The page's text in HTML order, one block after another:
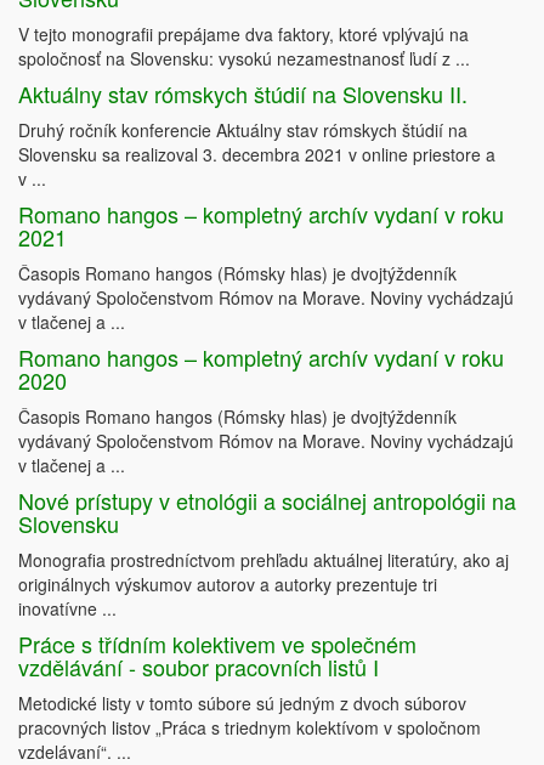
V tejto monografii prepájame dva faktory, ktoré vplývajú na
spoločnosť na Slovensku: vysokú nezamestnanosť ľudí z ...
Aktuálny stav rómskych štúdií na Slovensku II.
Druhý ročník konferencie Aktuálny stav rómskych štúdií na
Slovensku sa realizoval 3. decembra 2021 v online priestore a
v ...
Romano hangos – kompletný archív vydaní v roku
2021
Časopis Romano hangos (Rómsky hlas) je dvojtýždenník
vydávaný Spoločenstvom Rómov na Morave. Noviny vychádzajú
v tlačenej a ...
Romano hangos – kompletný archív vydaní v roku
2020
Časopis Romano hangos (Rómsky hlas) je dvojtýždenník
vydávaný Spoločenstvom Rómov na Morave. Noviny vychádzajú
v tlačenej a ...
Nové prístupy v etnológii a sociálnej antropológii na
Slovensku
Monografia prostredníctvom prehľadu aktuálnej literatúry, ako aj
originálnych výskumov autorov a autorky prezentuje tri
inovatívne ...
Práce s třídním kolektivem ve společném
vzdělávání - soubor pracovních listů I
Metodické listy v tomto súbore sú jedným z dvoch súborov
pracovných listov „Práca s triednym kolektívom v spoločnom
vzdelávaní“. ...